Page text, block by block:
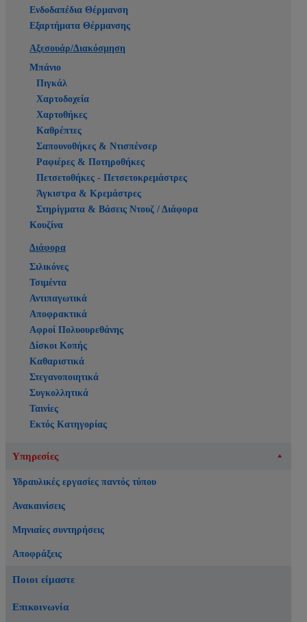
Ενδοδαπέδια Θέρμανση
Εξαρτήματα Θέρμανσης
Αξεσουάρ/Διακόσμηση
Μπάνιο
Πιγκάλ
Χαρτοδοχεία
Χαρτοθήκες
Καθρέπτες
Σαπουνοθήκες & Ντισπένσερ
Ραφιέρες & Ποτηροθήκες
Πετσετοθήκες - Πετσετοκρεμάστρες
Άγκιστρα & Κρεμάστρες
Στηρίγματα & Βάσεις Ντουζ / Διάφορα
Κουζίνα
Διάφορα
Σιλικόνες
Τσιμέντα
Αντιπαγωτικά
Αποφρακτικά
Αφροί Πολυουρεθάνης
Δίσκοι Κοπής
Καθαριστικά
Στεγανοποιητικά
Συγκολλητικά
Ταινίες
Εκτός Κατηγορίας
Υπηρεσίες
Υδραυλικές εργασίες παντός τύπου
Ανακαινίσεις
Μηνιαίες συντηρήσεις
Αποφράξεις
Ποιοι είμαστε
Επικοινωνία